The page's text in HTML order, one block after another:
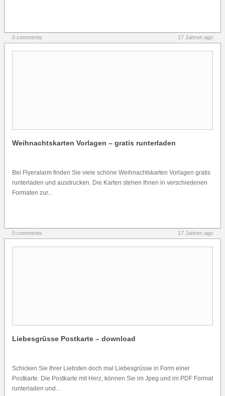
0 comments 17 Jahren ago
Weihnachtskarten Vorlagen – gratis runterladen
Bei Flyeralarm finden Sie viele schöne Weihnachtskarten Vorlagen gratis
runterladen und ausdrucken. Die Karten stehen Ihnen in verschiedenen
Formaten zur...
0 comments 17 Jahren ago
Liebesgrüsse Postkarte – download
Schicken Sie Ihrer Liebsten doch mal Liebesgrüsse in Form einer
Postkarte. Die Postkarte mit Herz, können Sie im Jpeg und im PDF Format
runterladen und...